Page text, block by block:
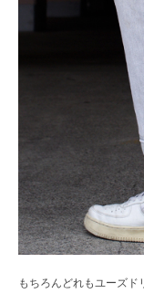
もちろんどれもユーズド